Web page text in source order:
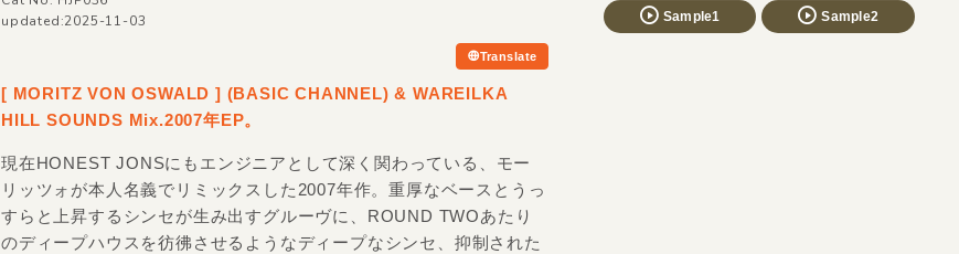
updated:2025-11-03
Translate
Sample1 Sample2
[ MORITZ VON OSWALD ] (BASIC CHANNEL) & WAREILKA
HILL SOUNDS Mix.2007年EP。
現在HONEST JONSにもエンジニアとして深く関わっている、モー
リッツォが本人名義でリミックスした2007年作。重厚なベースとうっ
すらと上昇するシンセが生み出すグルーヴに、ROUND TWOあたり
のディープハウスを彷彿させるようなディープなシンセ、抑制された